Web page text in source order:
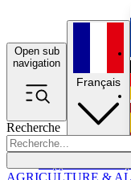
Open sub
navigation
Recherche
Français
AGRICULTURE &